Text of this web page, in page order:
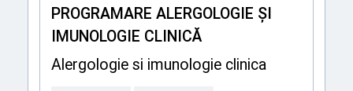
PROGRAMARE ALERGOLOGIE ȘI
IMUNOLOGIE CLINICĂ
Alergologie si imunologie clinica